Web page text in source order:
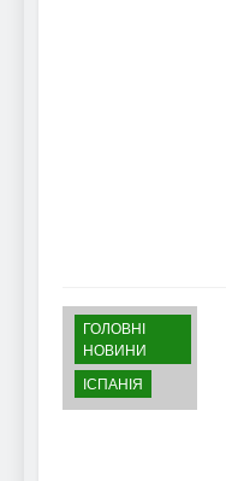
ГОЛОВНІ
НОВИНИ
ІСПАНІЯ